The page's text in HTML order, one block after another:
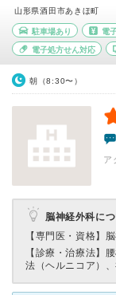
山形県酒田市あきほ町
駐車場あり 電
電子処方せん対応
朝（8:30〜）
ア
脳神経外科に
【専門医・資格】
【診療・治療法】
法（ヘルニコア）